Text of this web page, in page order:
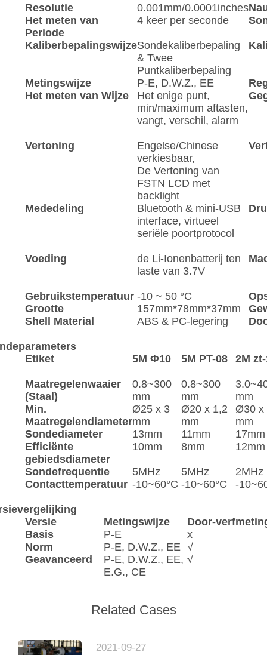
Resolutie
0.001mm/0.0001inches
Het meten van
Periode
4 keer per seconde
KaliberbepalingswijzeSondekaliberbepaling
& Twee
Puntkaliberbepaling
Metingswijze P-E, D.W.Z., EE
Het meten van Wijze
Het enige punt,
min/maximum aftasten,
vangt, verschil, alarm
Vertoning
Engelse/Chinese
verkiesbaar,
De Vertoning van
FSTN LCD met
backlight
Mededeling
Bluetooth & mini-USB
interface, virtueel
seriële poortprotocol
Voeding
de Li-Ionenbatterij ten
laste van 3.7V
Gebruikstemperatuur -10 ~ 50 °C
Grootte
157mm*78mm*37mm
Shell Material
ABS & PC-legering
Etiket
5M Φ10 5M PT-08 2M
Maatregelenwaaier
(Staal)
0.8~300
mm
0.8~300
mm
mm
Min.
Maatregelendiameter
Ø25 x 3
mm
Ø20 x 1,2
mm
Ø30 x
mm
Sondediameter
13mm 11mm
17mm
Efficiënte
gebiedsdiameter
10mm 8mm 12mm
Sondefrequentie 5MHz 5MHz
2MHz
Contacttemperatuur -10~60°C -10~60°C -
Versie
Metingswijze
Door-
Basis
P-E
x
Norm
P-E, D.W.Z., EE √
Geavanceerd
P-E, D.W.Z., EE,
E.G., CE
√
Related Cases
2021-09-27